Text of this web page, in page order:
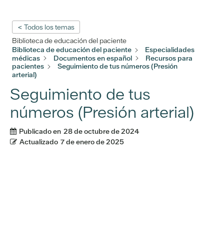
< Todos los temas
Biblioteca de educación del paciente
Biblioteca de educación del paciente
Especialidades
médicas
Documentos en español
Recursos para
pacientes
Seguimiento de tus números (Presión
arterial)
Seguimiento de tus
números (Presión arterial)
Publicado en 28 de octubre de 2024
Actualizado 7 de enero de 2025